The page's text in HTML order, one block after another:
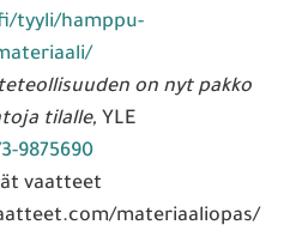
tyyli/hamppu-
on nyt pakko
tilalle, YLE
9875690
vaatteet
materiaaliopas/